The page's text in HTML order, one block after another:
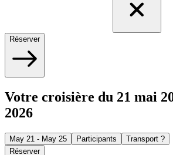
Réserver
Votre croisière du 21 mai
2026
May 21 - May 25 Participants
Transport ?
Réserver